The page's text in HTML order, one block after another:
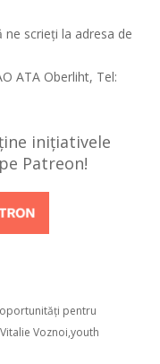
scrieți la adresa de
ATA Oberliht, Tel:
inițiativele
Patreon!
oportunități pentru
Vitalie Voznoi youth